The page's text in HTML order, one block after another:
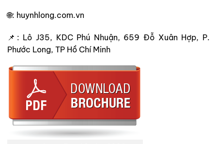
🌐: huynhlong.com.vn
📌: Lô J35, KDC Phú Nhuận, 659 Đỗ Xuân Hợp, P.
Phước Long, TP Hồ Chí Minh